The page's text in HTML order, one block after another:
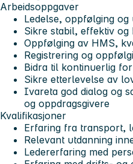
Arbeidsoppgaver
Ledelse, oppfølging
Sikre stabil, effektiv og
Oppfølging av HMS,
Registrering og
Bidra til kontinuerlig
Sikre etterlevelse av
Ivareta god dialog og
og oppdragsgivere
Kvalifikasjoner
Erfaring fra transport,
Relevant utdanning
Ledererfaring med